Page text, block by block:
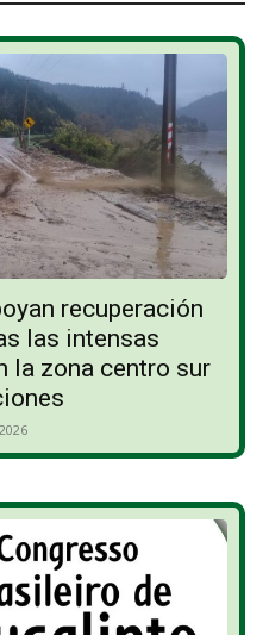
recuperación
las intensas
la zona centro sur